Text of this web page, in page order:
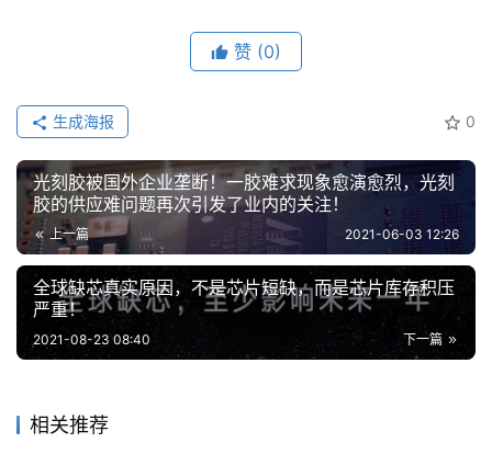
智
能
深
度
学
习
计
未
登录
赞 (0)
0
生成海报
光刻胶被国外企业垄断！一胶难求现象愈演愈烈，光刻
胶的供应难问题再次引发了业内的关注！
上一篇 2021-06-03 12:26
全球缺芯真实原因，不是芯片短缺，而是芯片库存积压
严重！
下一篇
2021-08-23 08:40
相关推荐